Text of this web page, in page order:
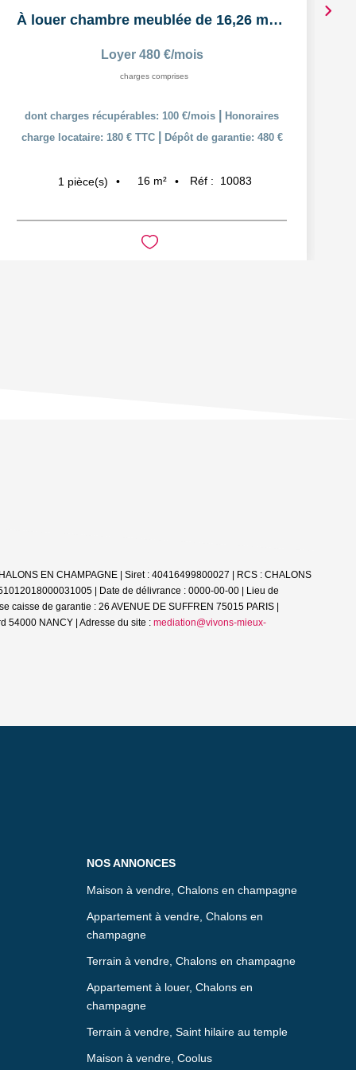
À louer chambre meublée de 16,26 m² dans un logement...
Loyer 480 €/mois
charges comprises
dont charges récupérables: 100 €/mois
Honoraires
charge locataire: 180 € TTC
Dépôt de garantie: 480 €
1 pièce(s) 16 m² Réf : 10083
EN CHAMPAGNE | Siret : 40416499800027 | RCS : CHALONS
| Date de délivrance : 0000-00-00 | Lieu de
de garantie : 26 AVENUE DE SUFFREN 75015 PARIS |
54000 NANCY | Adresse du site : mediation@vivons-mieux-
NOS ANNONCES
Maison à vendre, Chalons en champagne
Appartement à vendre, Chalons en
champagne
Terrain à vendre, Chalons en champagne
Appartement à louer, Chalons en
champagne
Terrain à vendre, Saint hilaire au temple
Maison à vendre, Coolus